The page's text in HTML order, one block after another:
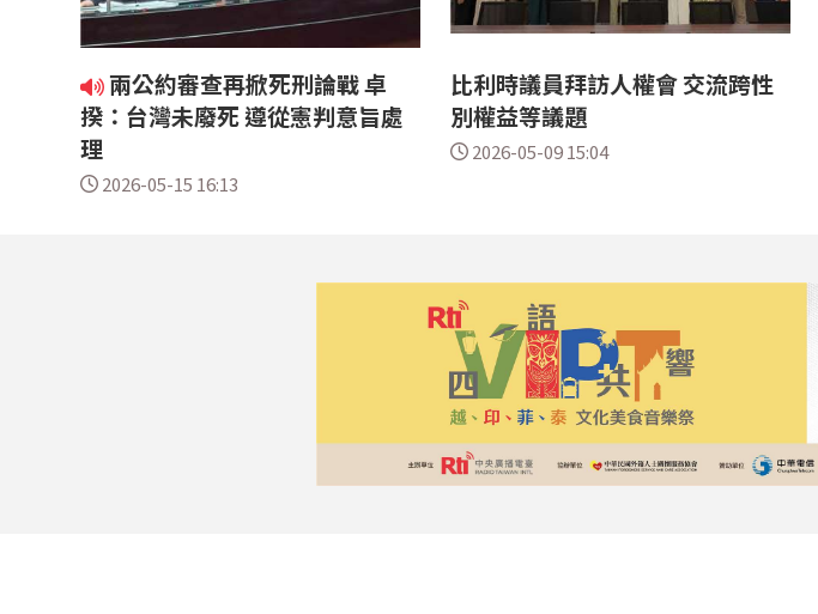
兩公約審查再掀死刑論戰 卓
揆：台灣未廢死 遵從憲判意旨處
理
2026-05-15 16:13
比利時議員拜訪人權會 交流跨性
別權益等議題
2026-05-09 15:04